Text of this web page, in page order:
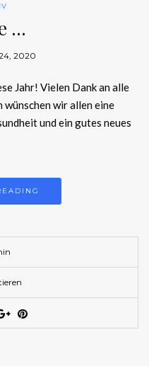
…
2020
Jahr! Vielen Dank an alle
wir allen eine
und ein gutes neues